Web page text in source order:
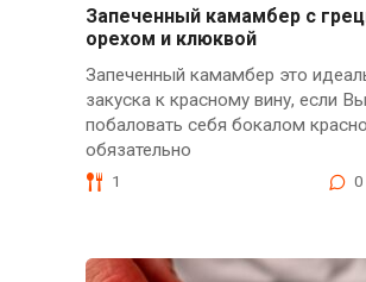
Запеченный камамбер с
орехом и клюквой
Запеченный камамбер это
закуска к красному вину, если
побаловать себя бокалом
обязательно
1 0